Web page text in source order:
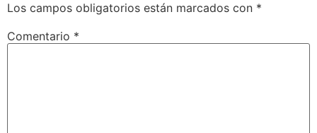
Los campos obligatorios están marcados con *
Comentario *